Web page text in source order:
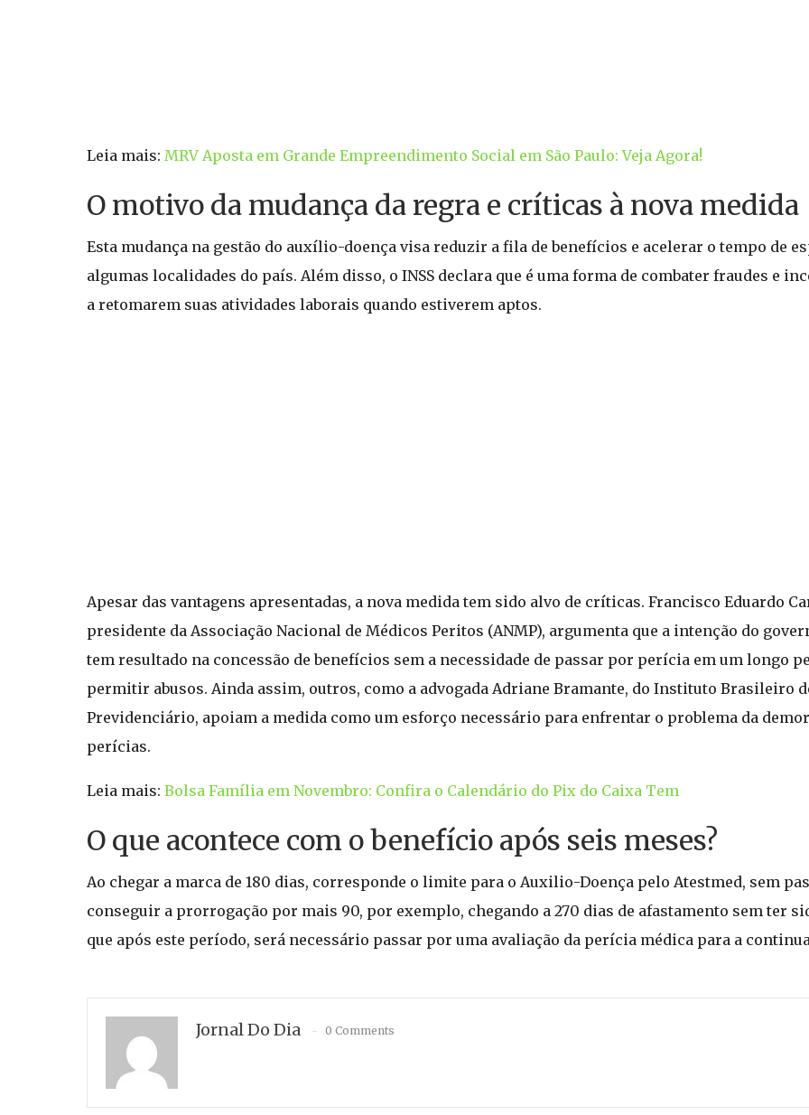
Leia mais: MRV Aposta em Grande Empreendimento Social em São Paulo: Veja Agora!
O motivo da mudança da regra e críticas à nova medida
Esta mudança na gestão do auxílio-doença visa reduzir a fila de benefícios e acelerar o tempo de
algumas localidades do país. Além disso, o INSS declara que é uma forma de combater fraudes e
a retomarem suas atividades laborais quando estiverem aptos.
Apesar das vantagens apresentadas, a nova medida tem sido alvo de críticas. Francisco Eduardo
presidente da Associação Nacional de Médicos Peritos (ANMP), argumenta que a intenção do
tem resultado na concessão de benefícios sem a necessidade de passar por perícia em um longo
permitir abusos. Ainda assim, outros, como a advogada Adriane Bramante, do Instituto Brasileiro
Previdenciário, apoiam a medida como um esforço necessário para enfrentar o problema da
perícias.
Leia mais: Bolsa Família em Novembro: Confira o Calendário do Pix do Caixa Tem
O que acontece com o benefício após seis meses?
Ao chegar a marca de 180 dias, corresponde o limite para o Auxilio-Doença pelo Atestmed, sem
conseguir a prorrogação por mais 90, por exemplo, chegando a 270 dias de afastamento sem ter
que após este período, será necessário passar por uma avaliação da perícia médica para a
Jornal Do Dia 0 Comments